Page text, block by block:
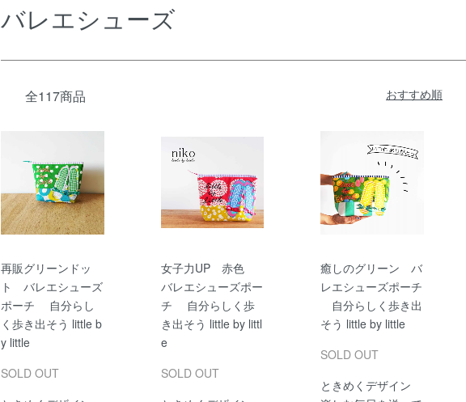
バレエシューズ
全117商品 おすすめ順
再販グリーンドッ
ト バレエシューズ
ポーチ 自分らし
く歩き出そう little b
y little
SOLD OUT
女子力UP 赤色
バレエシューズポー
チ 自分らしく歩
き出そう little by littl
e
SOLD OUT
癒しのグリーン バ
レエシューズポーチ
自分らしく歩き出
そう little by little
SOLD OUT
ときめくデザイン